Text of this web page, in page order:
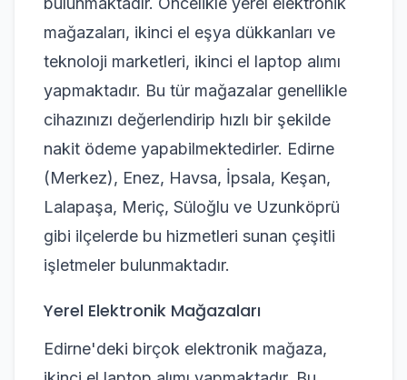
mağazaları, ikinci el eşya dükkanları ve
teknoloji marketleri, ikinci el laptop alımı
yapmaktadır. Bu tür mağazalar genellikle
cihazınızı değerlendirip hızlı bir şekilde
nakit ödeme yapabilmektedirler. Edirne
(Merkez), Enez, Havsa, İpsala, Keşan,
Lalapaşa, Meriç, Süloğlu ve Uzunköprü
gibi ilçelerde bu hizmetleri sunan çeşitli
işletmeler bulunmaktadır.
Yerel Elektronik Mağazaları
Edirne'deki birçok elektronik mağaza,